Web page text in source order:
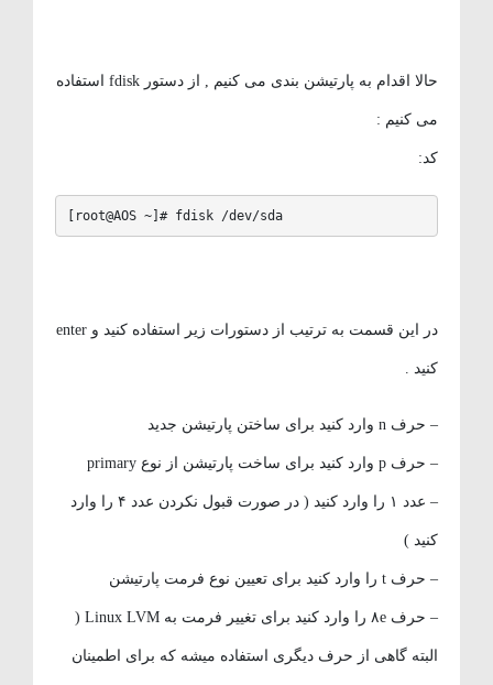
حالا اقدام به پارتیشن بندی می کنیم , از دستور fdisk استفاده
می کنیم :
کد:
[root@AOS ~]# fdisk /dev/sda
در این قسمت به ترتیب از دستورات زیر استفاده کنید و enter
کنید .
– حرف n وارد کنید برای ساختن پارتیشن جدید
– حرف p وارد کنید برای ساخت پارتیشن از نوع primary
– عدد ۱ را وارد کنید ( در صورت قبول نکردن عدد ۴ را وارد
کنید )
– حرف t را وارد کنید برای تعیین نوع فرمت پارتیشن
– حرف ۸e را وارد کنید برای تغییر فرمت به Linux LVM (
البته گاهی از حرف دیگری استفاده میشه که برای اطمینان